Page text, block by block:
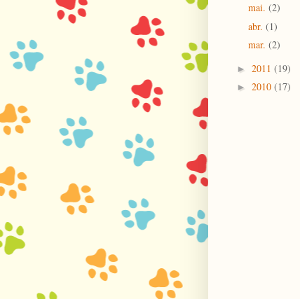
mai. (2)
abr. (1)
mar. (2)
► 2011 (19)
► 2010 (17)